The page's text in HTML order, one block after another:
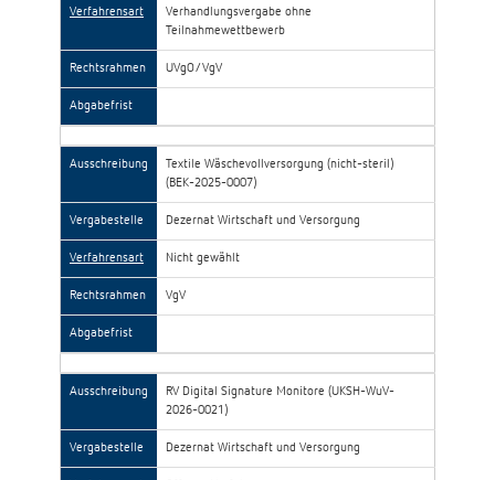
Verfahrensart
Verhandlungsvergabe ohne
Teilnahmewettbewerb
Rechtsrahmen UVgO/VgV
Abgabefrist
Ausschreibung
Textile Wäschevollversorgung (nicht-steril)
(BEK-2025-0007)
Vergabestelle Dezernat Wirtschaft und Versorgung
Verfahrensart Nicht gewählt
Rechtsrahmen VgV
Abgabefrist
Ausschreibung
RV Digital Signature Monitore (UKSH-WuV-
2026-0021)
Vergabestelle Dezernat Wirtschaft und Versorgung